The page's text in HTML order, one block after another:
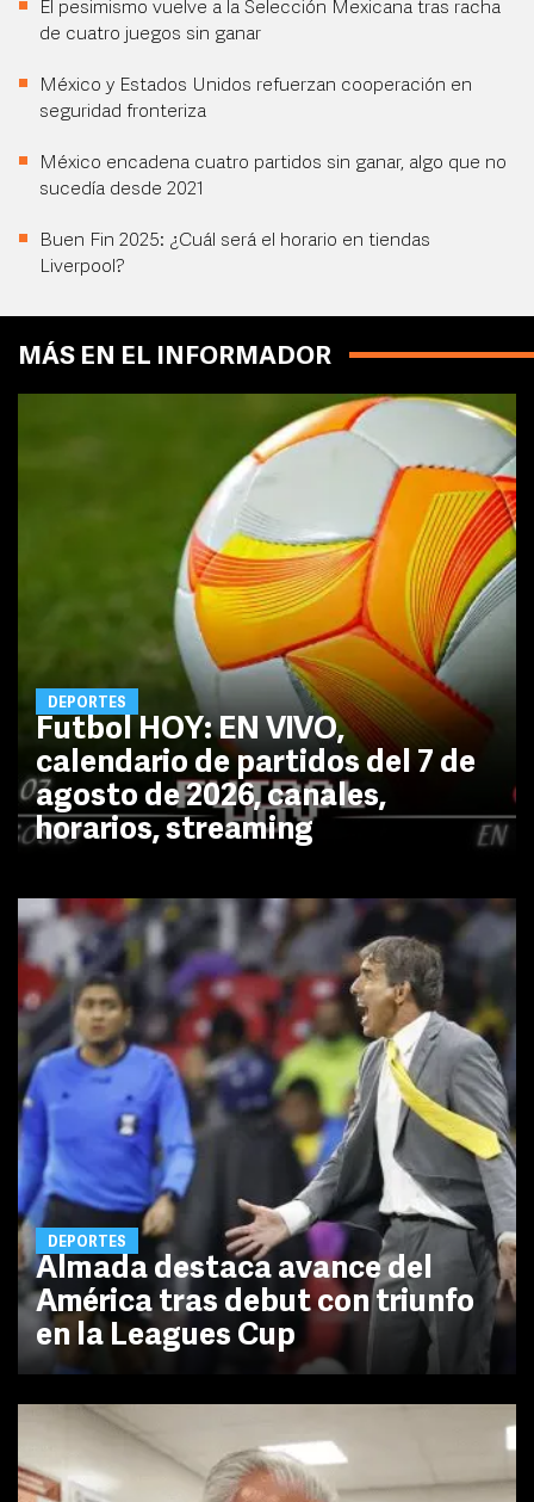
El pesimismo vuelve a la Selección Mexicana tras racha
de cuatro juegos sin ganar
México y Estados Unidos refuerzan cooperación en
seguridad fronteriza
México encadena cuatro partidos sin ganar, algo que no
sucedía desde 2021
Buen Fin 2025: ¿Cuál será el horario en tiendas
Liverpool?
MÁS EN EL INFORMADOR
DEPORTES
Futbol HOY: EN VIVO,
calendario de partidos del 7 de
agosto de 2026, canales,
horarios, streaming
DEPORTES
Almada destaca avance del
América tras debut con triunfo
en la Leagues Cup